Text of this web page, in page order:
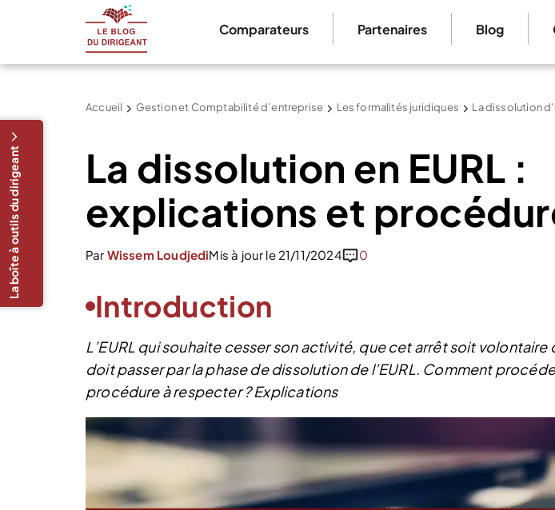
Comparateurs Partenaires Blog
Accueil Gestion et Comptabilité d’entreprise Les formalités juridiques La dissolution
La dissolution en EURL :
explications et
Par Wissem LoudjediMis à jour le 21/11/2024 0
Introduction
L’EURL qui souhaite cesser son activité, que cet arrêt soit volontaire
doit passer par la phase de dissolution de l’EURL. Comment
procédure à respecter ? Explications
La boîte à outils du dirigeant